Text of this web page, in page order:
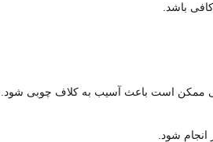
باشد.
ممکن است باعث آسیب به کلاف چوبی شود.
شود.